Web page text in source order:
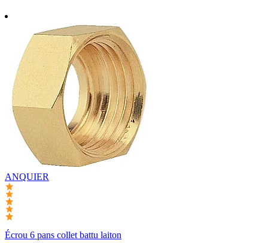
ANQUIER
Écrou 6 pans collet battu laiton